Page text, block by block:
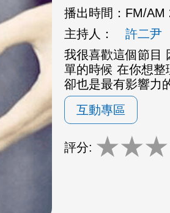
播出時間： FM/AM
主持人：
許二尹
我很喜歡這個節目
單的時候 在你想
卻也是最有影響力
互動專區
評分: ★★★